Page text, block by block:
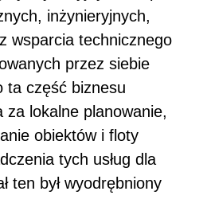
inżynieryjnych,
wsparcia technicznego
przez siebie
ta część biznesu
za lokalne planowanie,
obiektów i floty
tych usług dla
ten był wyodrębniony